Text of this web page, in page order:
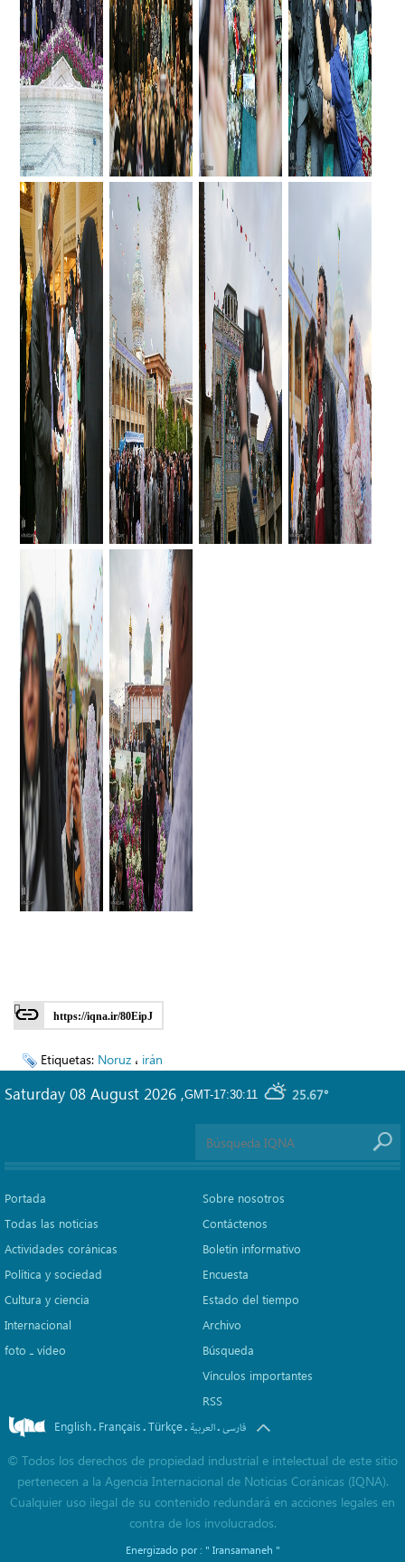
https://iqna.ir/80EipJ
Etiquetas: Noruz ، irán
GMT-17:30:11 25.67°
Saturday 08 August 2026 ,
Portada
Todas las noticias
Actividades coránicas
Política y sociedad
Cultura y ciencia
Internacional
foto ـ vídeo
Sobre nosotros
Contáctenos
Boletín informativo
Encuesta
Estado del tiempo
Archivo
Búsqueda
Vínculos importantes
RSS
English. Français.Türkçe. العربیة.فارسی
© Todos los derechos de propiedad industrial e intelectual de este sitio
pertenecen a la Agencia Internacional de Noticias Coránicas (IQNA).
Cualquier uso ilegal de su contenido redundará en acciones legales en
contra de los involucrados.
Energizado por : " Iransamaneh "